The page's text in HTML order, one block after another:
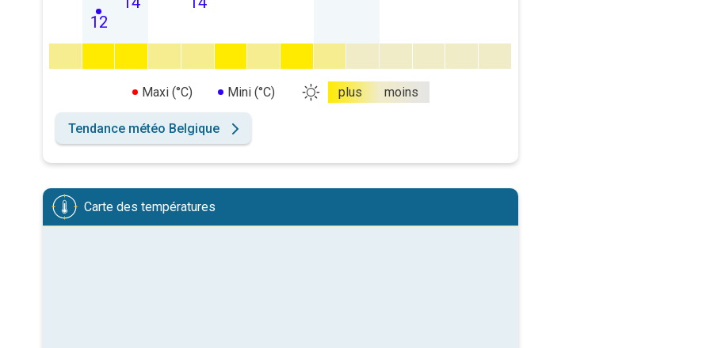
12
Maxi (°C) Mini (°C) plus moins
Tendance météo Belgique
Carte des températures